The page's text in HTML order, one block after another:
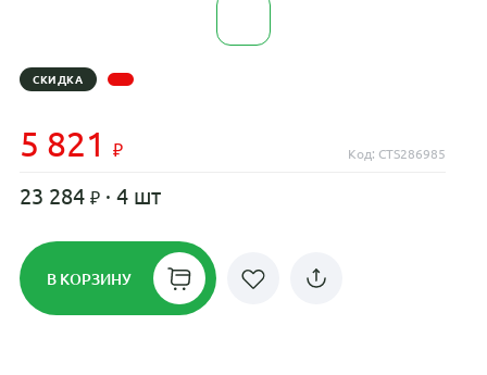
СКИДКА
5 821 Код: CTS286985
23 284 · 4 шт
В КОРЗИНУ